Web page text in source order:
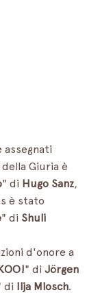
Giuria è
" di Hugo Sanz,
è stato
" di Shuli
d'onore a
" di Jörgen
di Ilja Mlosch.